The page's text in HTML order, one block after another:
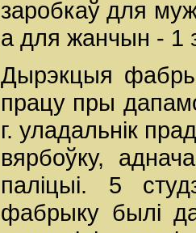
заробкаў для
а для жанчын - 1
Дырэкцыя
працу пры
г. уладальнік
вярбоўку,
паліцыі. 5
фабрыку былі